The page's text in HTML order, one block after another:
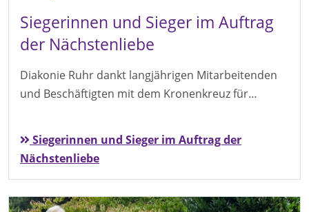
Siegerinnen und Sieger im Auftrag
der Nächstenliebe
Diakonie Ruhr dankt langjährigen Mitarbeitenden
und Beschäftigten mit dem Kronenkreuz für…
Siegerinnen und Sieger im Auftrag der
Nächstenliebe